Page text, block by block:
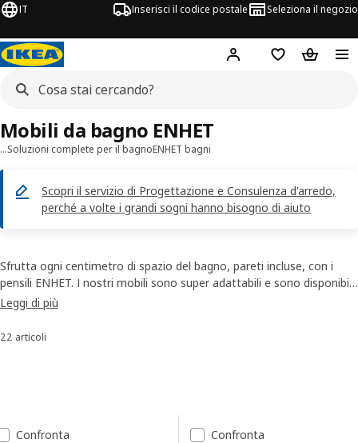
IT Inserisci il codice postale Seleziona il negozio
Hej! AccediLista deiCarrello
…Soluzioni complete per il bagnoENHET bagni
Scopri il servizio di Progettazione e Consulenza d'arredo,
perché a volte i grandi sogni hanno bisogno di aiuto
Mobili da bagno ENHET
Sfrutta ogni centimetro di spazio del bagno, pareti incluse, con i
pensili ENHET. I nostri mobili sono super adattabili e sono disponibili
in tanti colori e misure per aiutarti a creare un look personalizzato.
mobili a giorno oppure con ante e cassetti, in base alle tue esigenze
Leggi di più
Ordina e filtra
22 articoli
Elenco dei risultati
Confronta Confronta